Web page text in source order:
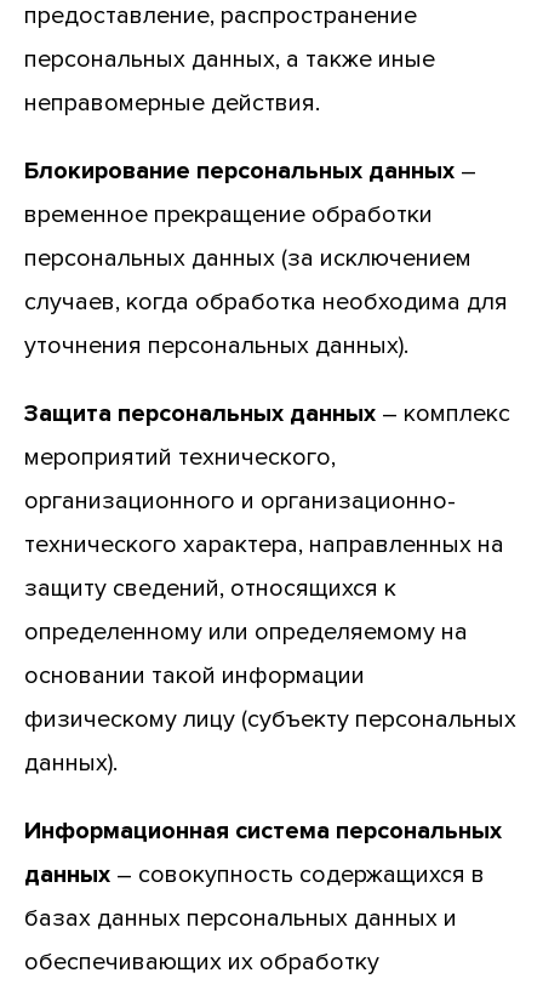
предоставление, распространение
персональных данных, а также иные
неправомерные действия.
Блокирование персональных данных –
временное прекращение обработки
персональных данных (за исключением
случаев, когда обработка необходима для
уточнения персональных данных).
Защита персональных данных – комплекс
мероприятий технического,
организационного и организационно-
технического характера, направленных на
защиту сведений, относящихся к
определенному или определяемому на
основании такой информации
физическому лицу (субъекту персональных
данных).
Информационная система персональных
данных – совокупность содержащихся в
базах данных персональных данных и
обеспечивающих их обработку